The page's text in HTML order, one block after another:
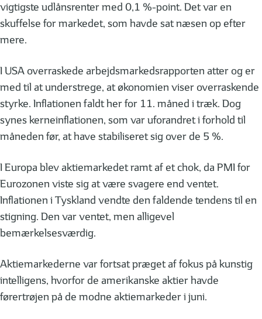
vigtigste udlånsrenter med 0,1 %-point. Det var en
skuffelse for markedet, som havde sat næsen op efter
mere.
I USA overraskede arbejdsmarkedsrapporten atter og er
med til at understrege, at økonomien viser overraskende
styrke. Inflationen faldt her for 11. måned i træk. Dog
synes kerneinflationen, som var uforandret i forhold til
måneden før, at have stabiliseret sig over de 5 %.
I Europa blev aktiemarkedet ramt af et chok, da PMI for
Eurozonen viste sig at være svagere end ventet.
Inflationen i Tyskland vendte den faldende tendens til en
stigning. Den var ventet, men alligevel
bemærkelsesværdig.
Aktiemarkederne var fortsat præget af fokus på kunstig
intelligens, hvorfor de amerikanske aktier havde
førertrøjen på de modne aktiemarkeder i juni.